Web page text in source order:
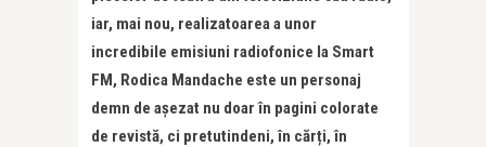
iar, mai nou, realizatoarea a unor
incredibile emisiuni radiofonice la Smart
FM, Rodica Mandache este un personaj
demn de așezat nu doar în pagini colorate
de revistă, ci pretutindeni, în cărți, în